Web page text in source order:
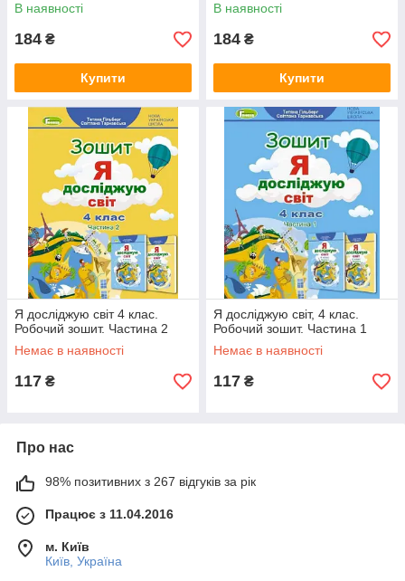
В наявності
184 ₴
Купити
В наявності
184 ₴
Купити
Я досліджую світ 4 клас.
Робочий зошит. Частина 2
Немає в наявності
117 ₴
Я досліджую світ, 4 клас.
Робочий зошит. Частина 1
Немає в наявності
117 ₴
Про нас
98% позитивних з 267 відгуків за рік
Працює з 11.04.2016
м. Київ
Київ, Україна